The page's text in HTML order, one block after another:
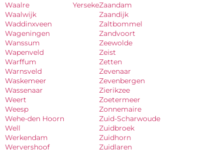
Waalre
Waalwijk
Waddinxveen
Wageningen
Wanssum
Wapenveld
Warffum
Warnsveld
Waskemeer
Wassenaar
Weert
Weesp
Wehe-den Hoorn
Well
Werkendam
Wervershoof
YersekeZaandam
Zaandijk
Zaltbommel
Zandvoort
Zeewolde
Zeist
Zetten
Zevenaar
Zevenbergen
Zierikzee
Zoetermeer
Zonnemaire
Zuid-Scharwoude
Zuidbroek
Zuidhorn
Zuidlaren